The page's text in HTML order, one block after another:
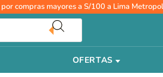
por compras mayores a S/100 a Lima
OFERTAS